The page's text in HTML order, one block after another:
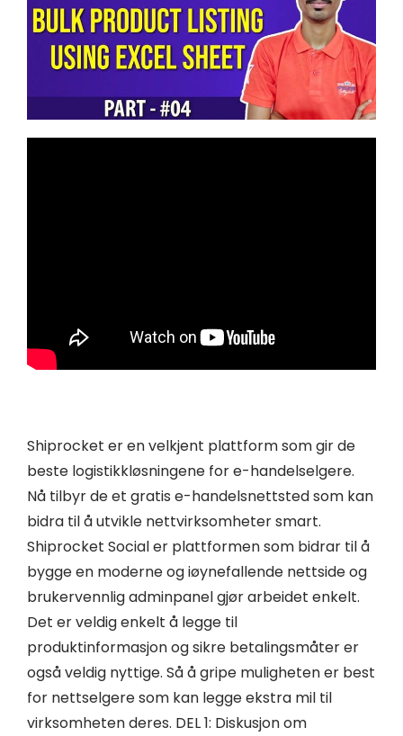
Shiprocket er en velkjent plattform som gir de
beste logistikkløsningene for e-handelselgere.
Nå tilbyr de et gratis e-handelsnettsted som kan
bidra til å utvikle nettvirksomheter smart.
Shiprocket Social er plattformen som bidrar til å
bygge en moderne og iøynefallende nettside og
brukervennlig adminpanel gjør arbeidet enkelt.
Det er veldig enkelt å legge til
produktinformasjon og sikre betalingsmåter er
også veldig nyttige. Så å gripe muligheten er best
for nettselgere som kan legge ekstra mil til
virksomheten deres. DEL 1: Diskusjon om